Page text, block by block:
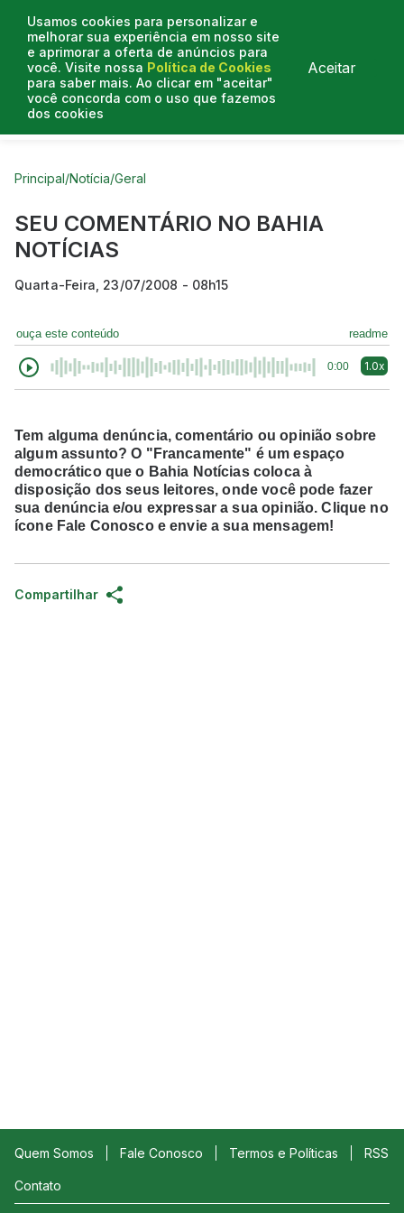
Usamos cookies para personalizar e
melhorar sua experiência em nosso site
e aprimorar a oferta de anúncios para
você. Visite nossa Política de Cookies
para saber mais. Ao clicar em "aceitar"
você concorda com o uso que fazemos
dos cookies
Aceitar
Curtas do Poder
Principal/Notícia/Geral
SEU COMENTÁRIO NO BAHIA
NOTÍCIAS
Quarta-Feira, 23/07/2008 - 08h15
ouça este conteúdo readme
0:00 1.0x
Tem alguma denúncia, comentário ou opinião sobre
algum assunto? O "Francamente" é um espaço
democrático que o Bahia Notícias coloca à
disposição dos seus leitores, onde você pode fazer
sua denúncia e/ou expressar a sua opinião. Clique no
ícone Fale Conosco e envie a sua mensagem!
Compartilhar
Quem Somos Fale Conosco Termos e Políticas RSS
Contato